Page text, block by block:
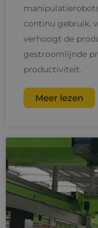
continu gebruik,
verhoogt de
gestroomlijnde
productiviteit.
Meer lezen